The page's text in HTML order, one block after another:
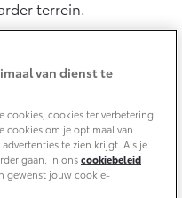
HYBRIDE
Vanaf € 36.495,-
terrein.
van dienst te
cookies, cookies ter verbetering
cookies om je optimaal van
te zien krijgt. Als je
gaan. In onscookiebeleid
gewenst jouw cookie-